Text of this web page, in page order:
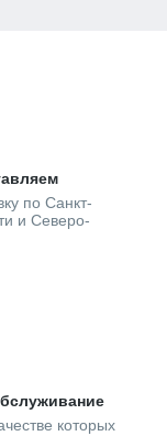
по Санкт-
и Северо-
которых